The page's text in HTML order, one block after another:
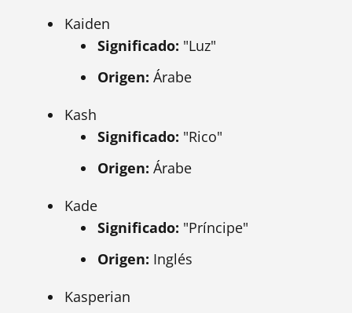
Kaiden
Significado: "Luz"
Origen: Árabe
Kash
Significado: "Rico"
Origen: Árabe
Kade
Significado: "Príncipe"
Origen: Inglés
Kasperian